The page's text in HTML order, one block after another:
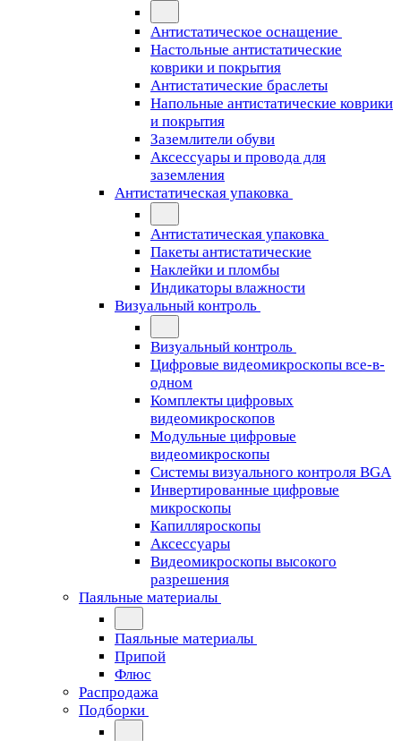
Антистатическое оснащение
Настольные антистатические
коврики и покрытия
Антистатические браслеты
Напольные антистатические коврики
и покрытия
Заземлители обуви
Аксессуары и провода для
заземления
Антистатическая упаковка
Антистатическая упаковка
Пакеты антистатические
Наклейки и пломбы
Индикаторы влажности
Визуальный контроль
Визуальный контроль
Цифровые видеомикроскопы все-в-
одном
Комплекты цифровых
видеомикроскопов
Модульные цифровые
видеомикроскопы
Cистемы визуального контроля BGA
Инвертированные цифровые
микроскопы
Капилляроскопы
Аксессуары
Видеомикроскопы высокого
разрешения
Паяльные материалы
Паяльные материалы
Припой
Флюс
Распродажа
Подборки